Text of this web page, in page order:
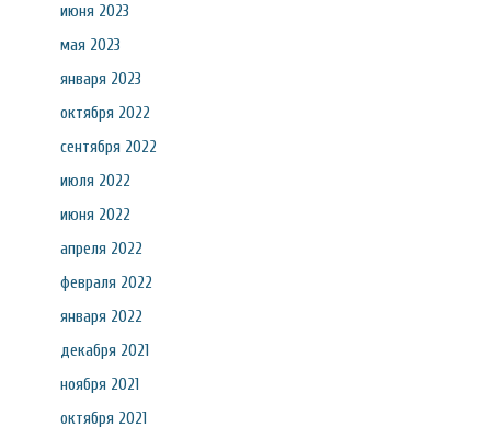
июня 2023
мая 2023
января 2023
октября 2022
сентября 2022
июля 2022
июня 2022
апреля 2022
февраля 2022
января 2022
декабря 2021
ноября 2021
октября 2021